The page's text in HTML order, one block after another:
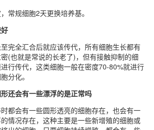
常规细胞2天更换培养基。
完全汇合后就应该传代，所有细胞生长都有
(也就是常说的长老了)，但有接触抑制的细
行传代，这类细胞一般在密度70-80%就进行
分化。
还会有一些漂浮的是正常吗
都会有一些圆形透亮的细胞存在，也会有一
情况存在，这种主要是一些新增殖的细胞或